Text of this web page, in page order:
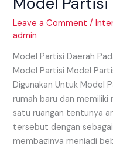
Leave a Comment /
admin
Model Partisi Daerah
Model Partisi Model
Digunakan Untuk Model
rumah baru dan memiliki
satu ruangan tentunya
tersebut dengan
membaginya menjadi